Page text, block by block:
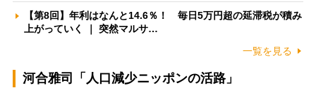
【第8回】年利はなんと14.6％！ 毎日5万円超の延滞税が積み
上がっていく ｜ 突然マルサ…
一覧を見る
河合雅司「人口減少ニッポンの活路」